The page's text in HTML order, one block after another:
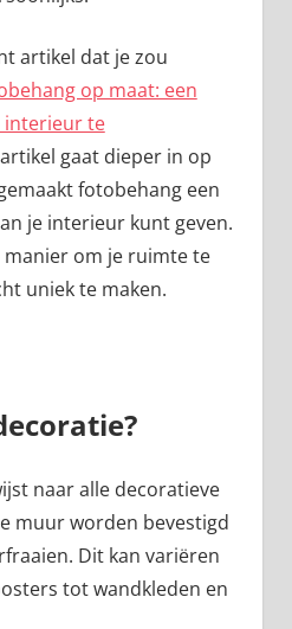
artikel dat je zou
op maat: een
interieur te
gaat dieper in op
fotobehang een
je interieur kunt geven.
manier om je ruimte te
uniek te maken.
naar alle decoratieve
muur worden bevestigd
Dit kan variëren
tot wandkleden en